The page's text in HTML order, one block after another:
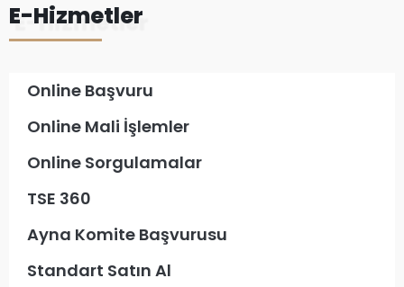
E-Hizmetler
Online Başvuru
Online Mali İşlemler
Online Sorgulamalar
TSE 360
Ayna Komite Başvurusu
Standart Satın Al